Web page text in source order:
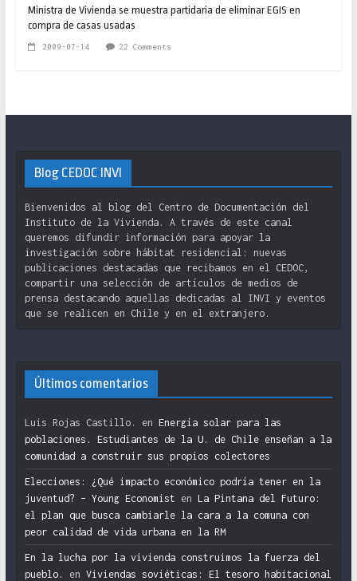
Ministra de Vivienda se muestra partidaria de eliminar EGIS en
compra de casas usadas
2009-07-14 22 Comments
Blog CEDOC INVI
Bienvenidos al blog del Centro de Documentación del
Instituto de la Vivienda. A través de este canal
queremos difundir información para apoyar la
investigación sobre hábitat residencial: nuevas
publicaciones destacadas que recibamos en el CEDOC,
compartir una selección de artículos de medios de
prensa destacando aquellas dedicadas al INVI y eventos
que se realicen en Chile y en el extranjero.
Últimos comentarios
Luis Rojas Castillo. en Energía solar para las
poblaciones. Estudiantes de la U. de Chile enseñan a la
comunidad a construir sus propios colectores
Elecciones: ¿Qué impacto económico podría tener en la
juventud? – Young Economist en La Pintana del Futuro:
el plan que busca cambiarle la cara a la comuna con
peor calidad de vida urbana en la RM
En la lucha por la vivienda construimos la fuerza del
pueblo.
en Viviendas soviéticas: El tesoro habitacional